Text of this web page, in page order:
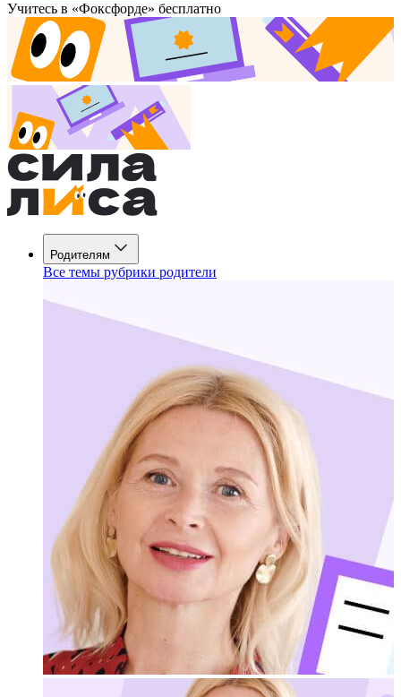
Учитесь в «Фоксфорде» бесплатно
Родителям
Все темы рубрики родители